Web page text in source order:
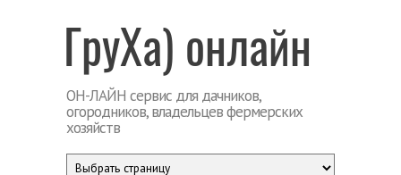
ГруХа
ОН-ЛАЙН сервис для дачников,
огородников, владельцев фермерских
хозяйств